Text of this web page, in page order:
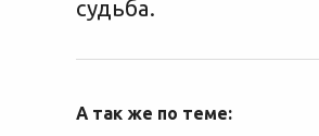
судьба.
А так же по теме: